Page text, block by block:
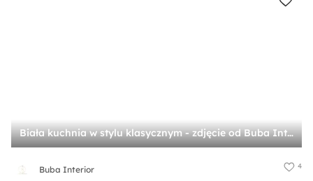
Biała kuchnia w stylu klasycznym - zdjęcie od Buba Interior
Buba Interior 4